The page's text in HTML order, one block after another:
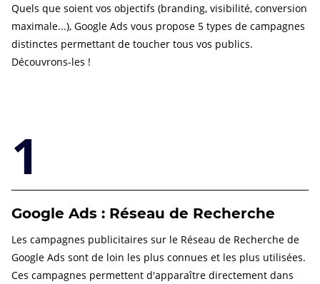
Quels que soient vos objectifs (branding, visibilité, conversion
maximale...), Google Ads vous propose 5 types de campagnes
distinctes permettant de toucher tous vos publics.
Découvrons-les !
1
Google Ads : Réseau de Recherche
Les campagnes publicitaires sur le Réseau de Recherche de
Google Ads sont de loin les plus connues et les plus utilisées.
Ces campagnes permettent d'apparaître directement dans